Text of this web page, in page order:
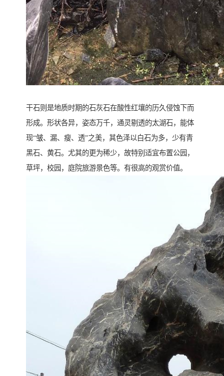
干石则是地质时期的石灰石在酸性红壤的历久侵蚀下而
形成。形状各异，姿态万千，通灵剔透的太湖石，能体
现“皱、漏、瘦、透”之美，其色泽以白石为多，少有青
黑石、黄石。尤其的更为稀少，故特别适宜布置公园，
草坪，校园，庭院旅游景色等。有很高的观赏价值。